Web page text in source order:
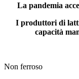
La pandemia
I produttori di
capacità
Non ferroso